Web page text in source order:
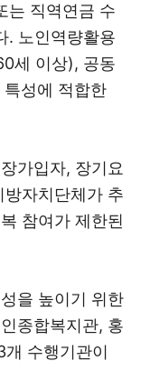
는 직역연금 수
. 노인역량활용
세 이상), 공동
성에 적합한
가입자, 장기요
자치단체가 추
참여가 제한된
을 높이기 위한
종합복지관, 홍
수행기관이